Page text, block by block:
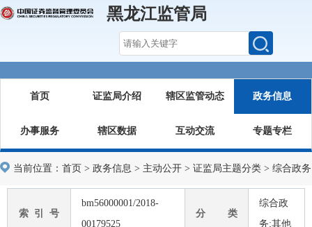
黑龙江监管局
首页 证监局介绍 辖区监管动态 政务信息
办事服务 辖区数据 互动交流 专题专栏
当前位置： 首页 > 政务信息 > 主动公开 > 证监局主题分类 > 综合政务
索 引 号
bm56000001/2018-
00179525
分 类
综合政
务;其他